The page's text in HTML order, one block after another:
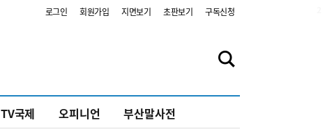
로그인 회원가입 지면보기 초판보기 구독신청
TV국제 오피니언 부산말사전